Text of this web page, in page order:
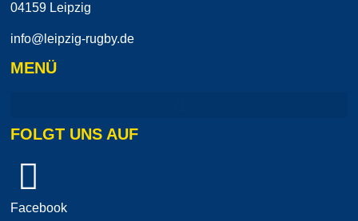
04159 Leipzig
info@leipzig-rugby.de
MENÜ
FOLGT UNS AUF
Facebook